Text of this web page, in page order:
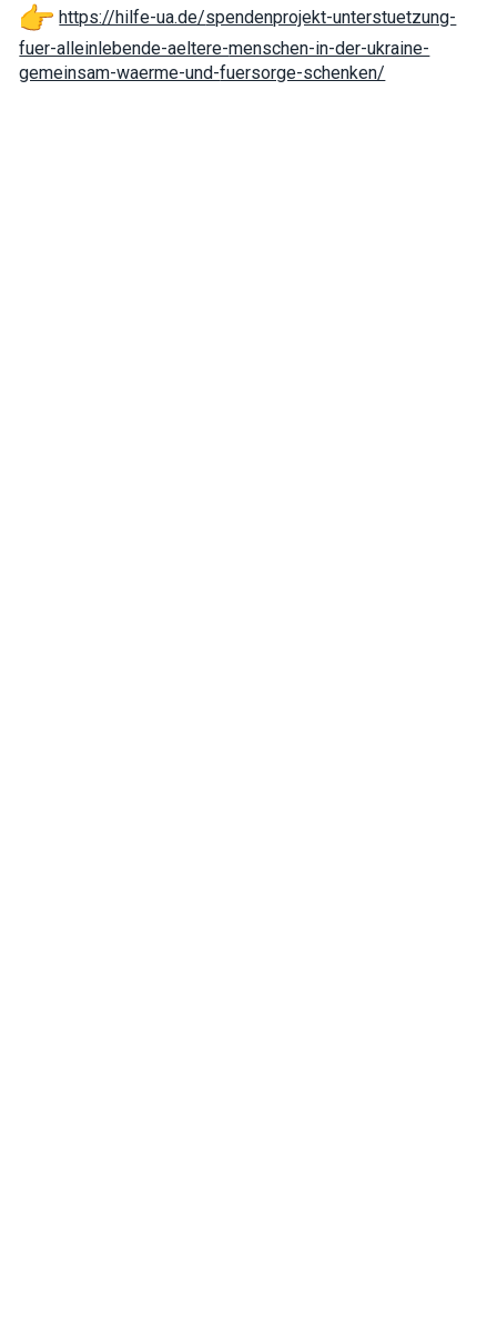
https://hilfe-ua.de/spendenprojekt-unterstuetzung-
fuer-alleinlebende-aeltere-menschen-in-der-ukraine-
gemeinsam-waerme-und-fuersorge-schenken/
offers.